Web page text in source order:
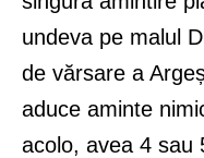
undeva pe malul
de vărsare a
aduce aminte
acolo, avea 4 sau